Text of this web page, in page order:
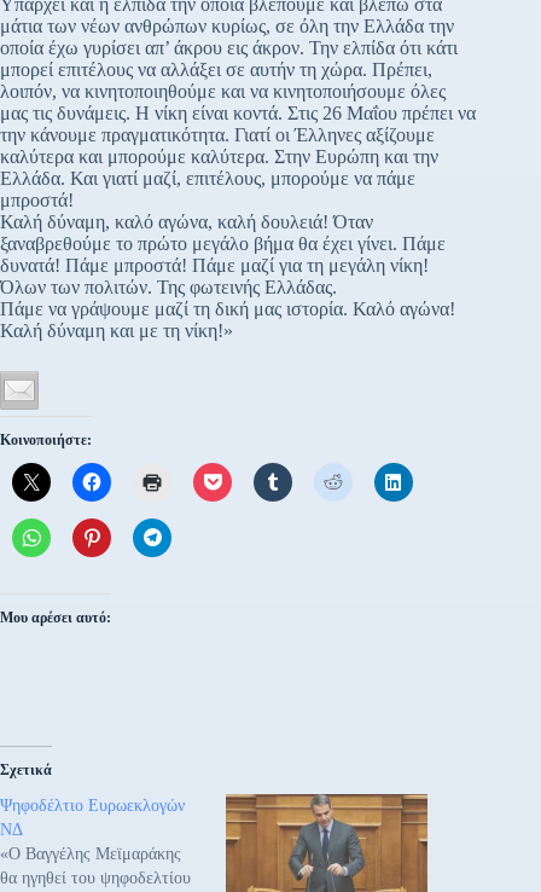
Υπάρχει και η ελπίδα την οποία βλέπουμε και βλέπω στα
μάτια των νέων ανθρώπων κυρίως, σε όλη την Ελλάδα την
οποία έχω γυρίσει απ’ άκρου εις άκρον. Την ελπίδα ότι κάτι
μπορεί επιτέλους να αλλάξει σε αυτήν τη χώρα. Πρέπει,
λοιπόν, να κινητοποιηθούμε και να κινητοποιήσουμε όλες
μας τις δυνάμεις. Η νίκη είναι κοντά. Στις 26 Μαΐου πρέπει να
την κάνουμε πραγματικότητα. Γιατί οι Έλληνες αξίζουμε
καλύτερα και μπορούμε καλύτερα. Στην Ευρώπη και την
Ελλάδα. Και γιατί μαζί, επιτέλους, μπορούμε να πάμε
μπροστά!
Καλή δύναμη, καλό αγώνα, καλή δουλειά! Όταν
ξαναβρεθούμε το πρώτο μεγάλο βήμα θα έχει γίνει. Πάμε
δυνατά! Πάμε μπροστά! Πάμε μαζί για τη μεγάλη νίκη!
Όλων των πολιτών. Της φωτεινής Ελλάδας.
Πάμε να γράψουμε μαζί τη δική μας ιστορία. Καλό αγώνα!
Καλή δύναμη και με τη νίκη!»
Κοινοποιήστε:
Μου αρέσει αυτό:
Σχετικά
Ψηφοδέλτιο Ευρωεκλογών
ΝΔ
«Ο Βαγγέλης Μεϊμαράκης
θα ηγηθεί του ψηφοδελτίου